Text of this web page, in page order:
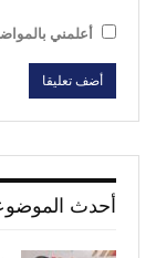
أعلمني
أحدث